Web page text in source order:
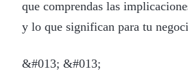
que comprendas las
y lo que significan para tu
&#013; &#013;